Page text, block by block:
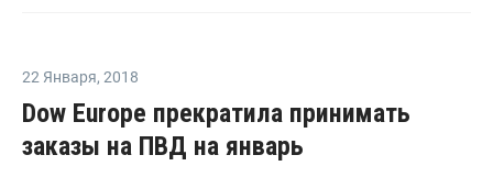
22 Января, 2018
Dow Europe прекратила принимать
заказы на ПВД на январь